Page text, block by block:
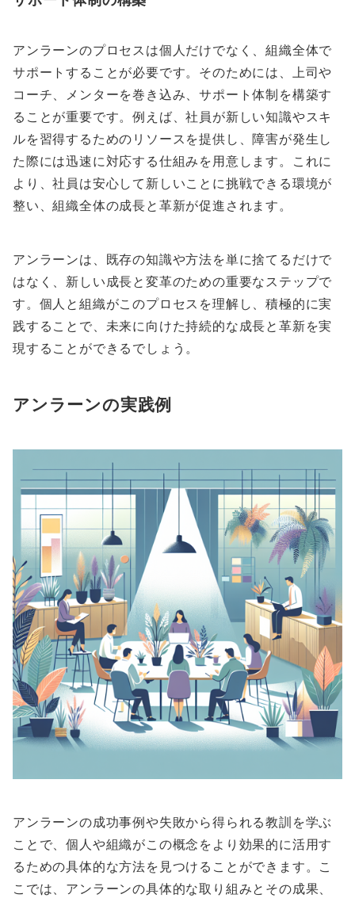
アンラーンのプロセスは個人だけでなく、組織全体で
サポートすることが必要です。そのためには、上司や
コーチ、メンターを巻き込み、サポート体制を構築す
ることが重要です。例えば、社員が新しい知識やスキ
ルを習得するためのリソースを提供し、障害が発生し
た際には迅速に対応する仕組みを用意します。これに
より、社員は安心して新しいことに挑戦できる環境が
整い、組織全体の成長と革新が促進されます。
アンラーンは、既存の知識や方法を単に捨てるだけで
はなく、新しい成長と変革のための重要なステップで
す。個人と組織がこのプロセスを理解し、積極的に実
践することで、未来に向けた持続的な成長と革新を実
現することができるでしょう。
アンラーンの実践例
アンラーンの成功事例や失敗から得られる教訓を学ぶ
ことで、個人や組織がこの概念をより効果的に活用す
るための具体的な方法を見つけることができます。こ
こでは、アンラーンの具体的な取り組みとその成果、